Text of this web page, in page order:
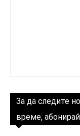
За да следите
време,